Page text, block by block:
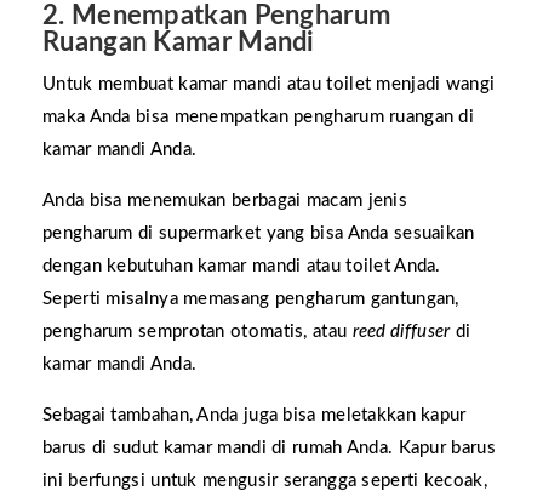
2. Menempatkan Pengharum
Ruangan Kamar Mandi
Untuk membuat kamar mandi atau toilet menjadi wangi
maka Anda bisa menempatkan pengharum ruangan di
kamar mandi Anda.
Anda bisa menemukan berbagai macam jenis
pengharum di supermarket yang bisa Anda sesuaikan
dengan kebutuhan kamar mandi atau toilet Anda.
Seperti misalnya memasang pengharum gantungan,
pengharum semprotan otomatis, atau reed diffuserdi
kamar mandi Anda.
Sebagai tambahan, Anda juga bisa meletakkan kapur
barus di sudut kamar mandi di rumah Anda. Kapur barus
ini berfungsi untuk mengusir serangga seperti kecoak,